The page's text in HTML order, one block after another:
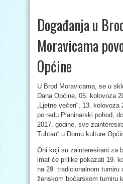
Događanja u
Moravicama
Općine
U Brod Moravicama, se u
Dana Općine, 05. kolovoza
„Ljetne večeri“, 13.
po redu Planinarski pohod,
2017. godine, sve
Tuhtan“ u Domu kulture
Oni koji su zainteresirani za
imat će prilike pokazati 19.
na 29. tradicionalnom turniru
ženskom boćarskom turniru